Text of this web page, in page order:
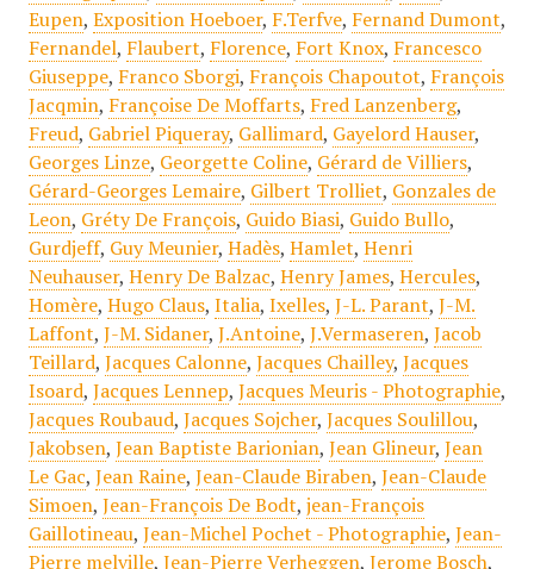
Eupen, Exposition Hoeboer, F.Terfve, Fernand Dumont,
Fernandel, Flaubert, Florence, Fort Knox, Francesco
Giuseppe, Franco Sborgi, François Chapoutot, François
Jacqmin, Françoise De Moffarts, Fred Lanzenberg,
Freud, Gabriel Piqueray, Gallimard, Gayelord Hauser,
Georges Linze, Georgette Coline, Gérard de Villiers,
Gérard-Georges Lemaire, Gilbert Trolliet, Gonzales de
Leon, Gréty De François, Guido Biasi, Guido Bullo,
Gurdjeff, Guy Meunier, Hadès, Hamlet, Henri
Neuhauser, Henry De Balzac, Henry James, Hercules,
Homère, Hugo Claus, Italia, Ixelles, J-L. Parant, J-M.
Laffont, J-M. Sidaner, J.Antoine, J.Vermaseren, Jacob
Teillard, Jacques Calonne, Jacques Chailley, Jacques
Isoard, Jacques Lennep, Jacques Meuris - Photographie,
Jacques Roubaud, Jacques Sojcher, Jacques Soulillou,
Jakobsen, Jean Baptiste Barionian, Jean Glineur, Jean
Le Gac, Jean Raine, Jean-Claude Biraben, Jean-Claude
Simoen, Jean-François De Bodt, jean-François
Gaillotineau, Jean-Michel Pochet - Photographie, Jean-
Pierre melville, Jean-Pierre Verheggen, Jerome Bosch,